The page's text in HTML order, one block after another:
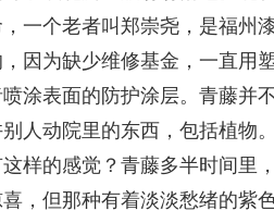
一个老者叫郑崇尧，是福州
因为缺少维修基金，一直用
涂表面的防护涂层。青藤并
人动院里的东西，包括植物
样的感觉？青藤多半时间里
，但那种有着淡淡愁绪的紫